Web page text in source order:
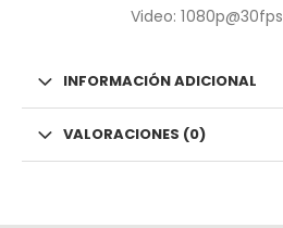
Video: 1080p@30fps
INFORMACIÓN ADICIONAL
VALORACIONES (0)